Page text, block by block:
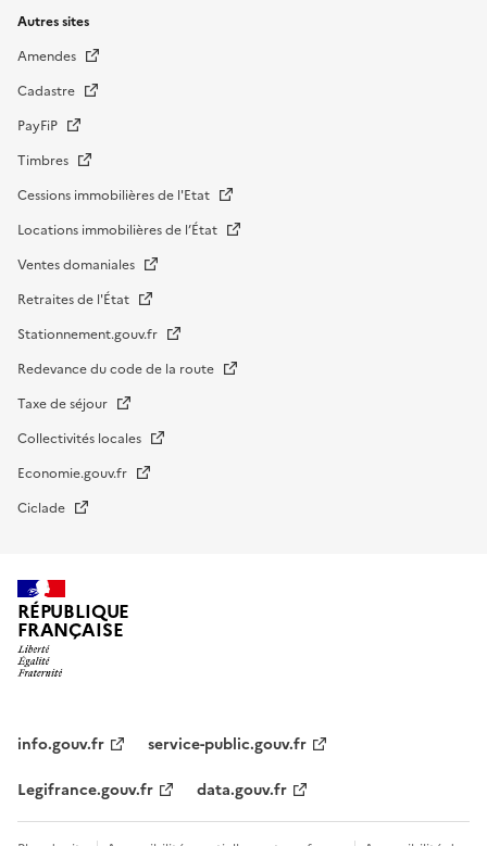
Autres sites
Amendes
Cadastre
PayFiP
Timbres
Cessions immobilières de l'Etat
Locations immobilières de l’État
Ventes domaniales
Retraites de l'État
Stationnement.gouv.fr
Redevance du code de la route
Taxe de séjour
Collectivités locales
Economie.gouv.fr
Ciclade
RÉPUBLIQUE
FRANÇAISE
institutionnel
info.gouv.fr
service-public.gouv.fr
Legifrance.gouv.fr
data.gouv.fr
Menu